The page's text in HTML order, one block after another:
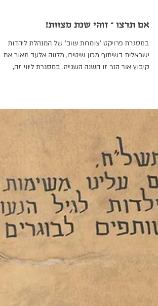
אם תרצו – זוהי שנת מצוות!
ישראלית בשיתוף מכון שיטים, מלווה אלעד מאור את
קיבוץ אור הנר זו השנה השנייה. במסגרת ליווי זה,
הקהילה בחרה להקים השנה קבוצה תהליכית,
ומעצבת את שנת המצוות, בשיתוף רכזת הקהילה,
החינוך והורי השכבה.